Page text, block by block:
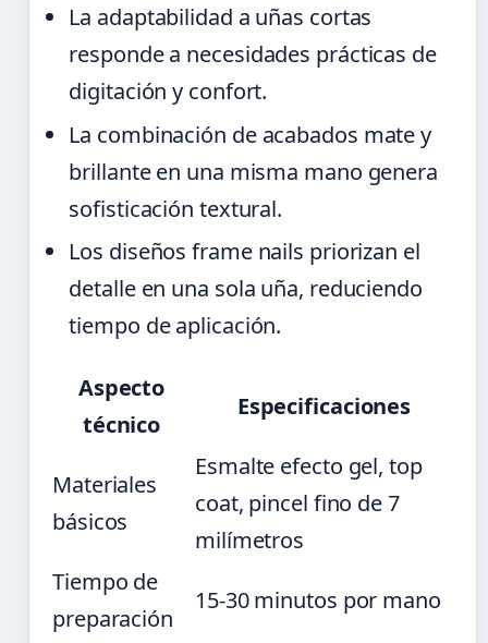
La adaptabilidad a uñas cortas
responde a necesidades prácticas de
digitación y confort.
La combinación de acabados mate y
brillante en una misma mano genera
sofisticación textural.
Los diseños frame nails priorizan el
detalle en una sola uña, reduciendo
tiempo de aplicación.
Aspecto
técnico
Especificaciones
Materiales
básicos
Esmalte efecto gel, top
coat, pincel fino de 7
milímetros
Tiempo de
preparación
15-30 minutos por mano